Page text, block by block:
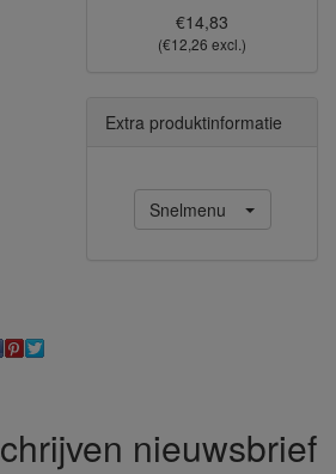
€14,83
(€12,26 excl.)
Extra produktinformatie
Snelmenu
nieuwsbrief